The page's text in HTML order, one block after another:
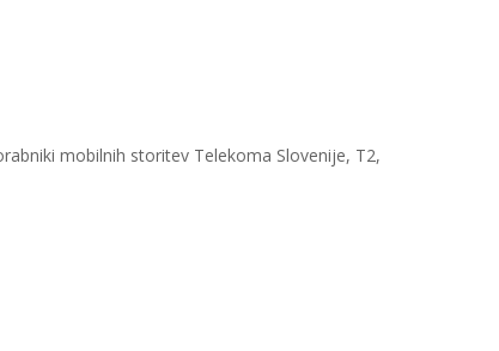
mobilnih storitev Telekoma Slovenije, T2,